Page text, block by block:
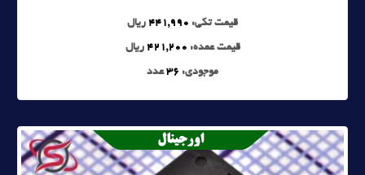
قیمت تکی: 441,990 ریال
قیمت عمده: 421,200 ریال
موجودی: 36عدد